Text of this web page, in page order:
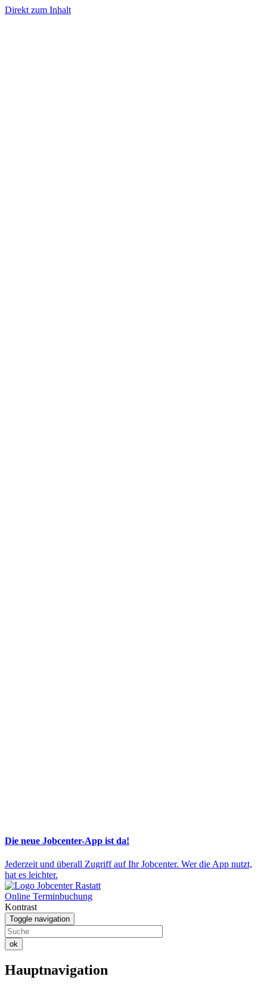
Direkt zum Inhalt
Die neue Jobcenter-App ist da!
Jederzeit und überall Zugriff auf Ihr Jobcenter. Wer die App nutzt,
hat es leichter.
Online Terminbuchung
Kontrast
Toggle navigation
ok
Hauptnavigation